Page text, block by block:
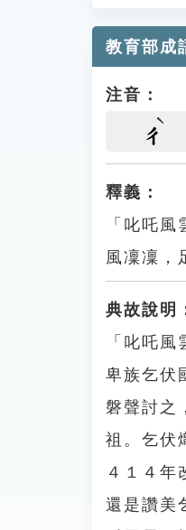
教育部成
注音：
ㄔ
釋義：
「叱吒
風凜凜，
典故說明
「叱吒
卑族乞伏
磐聲討之
祖。乞伏
４１４年
還是讚美